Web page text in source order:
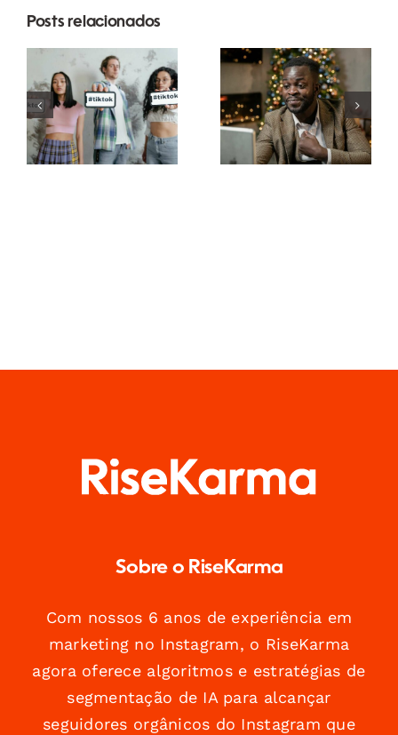
Posts relacionados
Melhores
aplicativos
de edição
de vídeo
para criar
obras-
Como
ocultar
seguidores
no LinkedIn
para manter
a
Sobre o RiseKarma
Com nossos 6 anos de experiência em
marketing no Instagram, o RiseKarma
agora oferece algoritmos e estratégias de
segmentação de IA para alcançar
seguidores orgânicos do Instagram que